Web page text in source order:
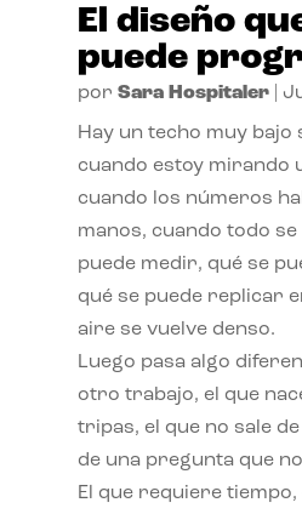
El diseño
puede
por Sara Hospitaler|
Hay un techo muy bajo
cuando estoy mirando
cuando los números
manos, cuando todo
puede medir, qué se
qué se puede replicar
aire se vuelve denso.
Luego pasa algo
otro trabajo, el que
tripas, el que no sale
de una pregunta que
El que requiere